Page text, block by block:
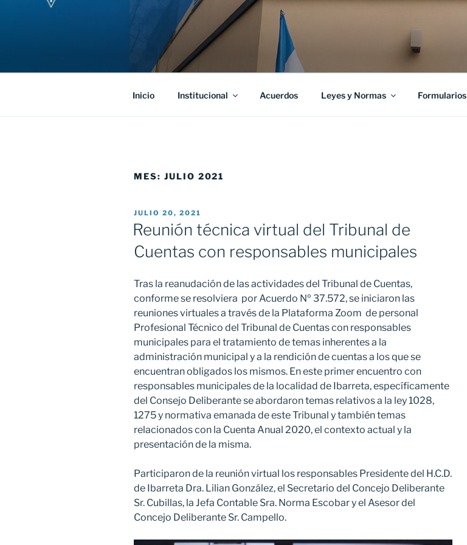
Inicio Institucional Acuerdos Leyes y Normas Formularios
MES: JULIO 2021
PUBLICADO
EL
JULIO 20, 2021
Reunión técnica virtual del Tribunal de
Cuentas con responsables municipales
Tras la reanudación de las actividades del Tribunal de Cuentas,
conforme se resolviera por Acuerdo Nº 37.572, se iniciaron las
reuniones virtuales a través de la Plataforma Zoom de personal
Profesional Técnico del Tribunal de Cuentas con responsables
municipales para el tratamiento de temas inherentes a la
administración municipal y a la rendición de cuentas a los que se
encuentran obligados los mismos. En este primer encuentro con
responsables municipales de la localidad de Ibarreta, específicamente
del Consejo Deliberante se abordaron temas relativos a la ley 1028,
1275 y normativa emanada de este Tribunal y también temas
relacionados con la Cuenta Anual 2020, el contexto actual y la
presentación de la misma.
Participaron de la reunión virtual los responsables Presidente del H.C.D.
de Ibarreta Dra. Lilian González, el Secretario del Concejo Deliberante
Sr. Cubillas, la Jefa Contable Sra. Norma Escobar y el Asesor del
Concejo Deliberante Sr. Campello.